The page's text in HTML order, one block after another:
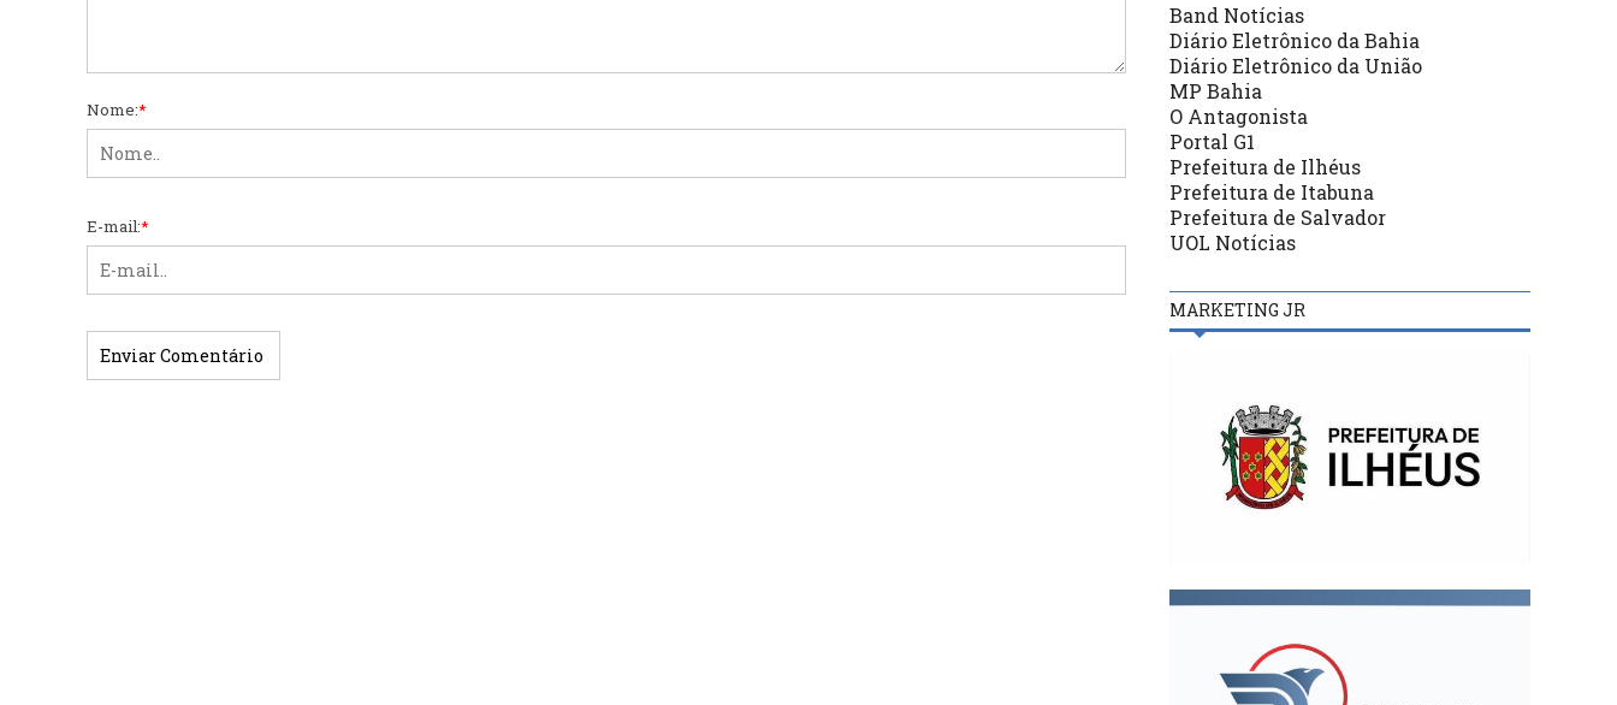
Nome:*
E-mail:*
Band Notícias
Diário Eletrônico da Bahia
Diário Eletrônico da União
MP Bahia
O Antagonista
Portal G1
Prefeitura de Ilhéus
Prefeitura de Itabuna
Prefeitura de Salvador
UOL Notícias
MARKETING JR